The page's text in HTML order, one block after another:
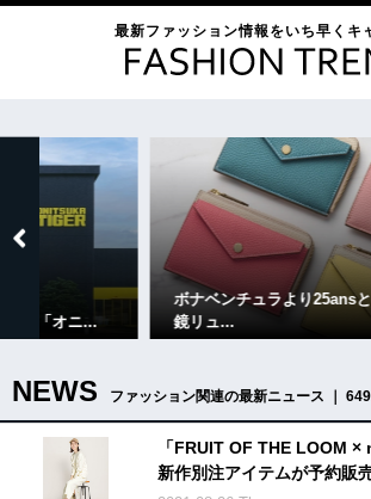
最新ファッション情報をいち早くキ
ボナベンチュラより25ansとの特別
NEWS ファッション関連の最新ニュース ｜
「FRUIT OF THE LOOM
新作別注アイテムが予約販